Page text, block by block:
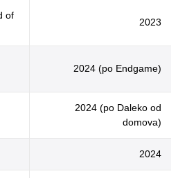
of
2023
2024 (po Endgame)
2024 (po Daleko od
domova)
2024